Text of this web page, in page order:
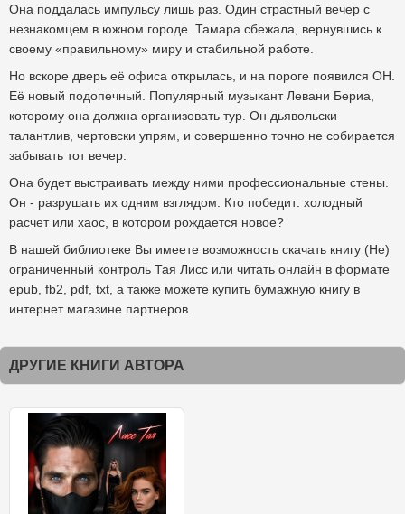
Она поддалась импульсу лишь раз. Один страстный вечер с
незнакомцем в южном городе. Тамара сбежала, вернувшись к
своему «правильному» миру и стабильной работе.
Но вскоре дверь её офиса открылась, и на пороге появился ОН.
Её новый подопечный. Популярный музыкант Левани Бериа,
которому она должна организовать тур. Он дьявольски
талантлив, чертовски упрям, и совершенно точно не собирается
забывать тот вечер.
Она будет выстраивать между ними профессиональные стены.
Он - разрушать их одним взглядом. Кто победит: холодный
расчет или хаос, в котором рождается новое?
В нашей библиотеке Вы имеете возможность скачать книгу (Не)
ограниченный контроль Тая Лисс или читать онлайн в формате
epub, fb2, pdf, txt, а также можете купить бумажную книгу в
интернет магазине партнеров.
ДРУГИЕ КНИГИ АВТОРА